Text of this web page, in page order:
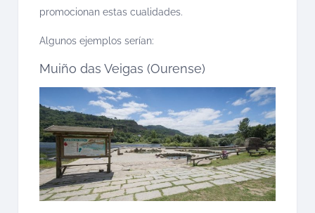
promocionan estas cualidades.
Algunos ejemplos serían:
Muiño das Veigas (Ourense)